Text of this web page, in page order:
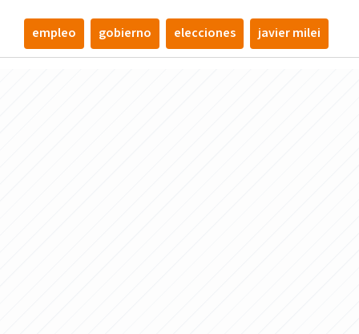
empleo gobierno elecciones javier milei